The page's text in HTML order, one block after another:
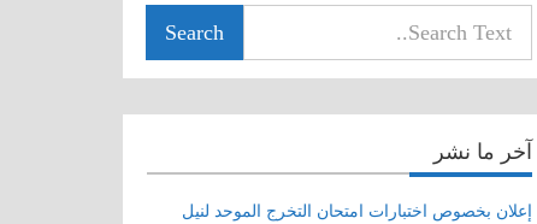
Search
آخر ما نشر
إعلان بخصوص اختبارات امتحان التخرج الموحد لنيل